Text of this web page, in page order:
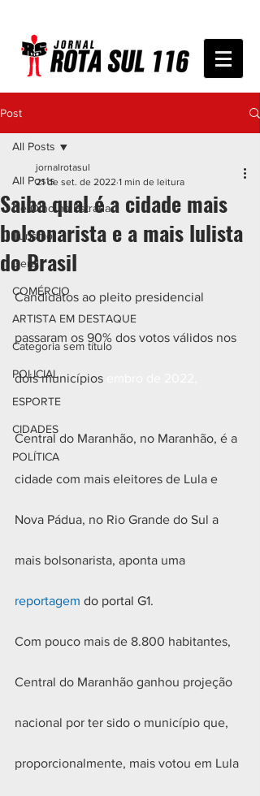
Post
All Posts
De Olho na Estrada
Turismo
Geral
COMÉRCIO
ARTISTA EM DESTAQUE
Categoria sem título
POLICIAL
ESPORTE
CIDADES
POLÍTICA
All Posts
Saiba qual é a cidade mais
bolsonarista e a mais lulista
do Brasil
jornalrotasul
21 de set. de 2022 1 min de leitura
Candidatos ao pleito presidencial
passaram os 90% dos votos válidos nos
dois municípios
Central do Maranhão, no Maranhão, é a
cidade com mais eleitores de Lula e
Nova Pádua, no Rio Grande do Sul a
mais bolsonarista, aponta uma
reportagem do portal G1.
Com pouco mais de 8.800 habitantes,
Central do Maranhão ganhou projeção
nacional por ter sido o município que,
proporcionalmente, mais votou em Lula